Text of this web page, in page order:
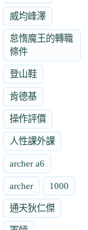
威均峰澤
怠惰魔王的轉職
條件
登山鞋
肯德基
操作評價
人性課外課
archer a6
archer 1000
通天狄仁傑